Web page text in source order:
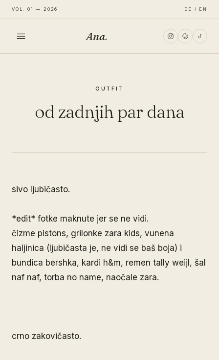
VOL. 01 — 2026 DE / EN
Ana.
OUTFIT
od zadnjih par dana
sivo ljubičasto.
*edit* fotke maknute jer se ne vidi.
čizme pistons, grilonke zara kids, vunena
haljinica (ljubičasta je, ne vidi se baš boja) i
bundica bershka, kardi h&m, remen tally weijl, šal
naf naf, torba no name, naočale zara.
crno zakovičasto.